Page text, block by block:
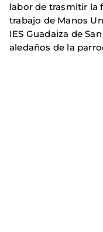
labor de trasmitir la
trabajo de Manos
IES Guadaiza de
aledaños de la